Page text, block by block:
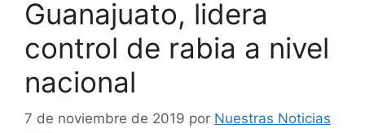
Guanajuato, lidera
control de rabia a nivel
nacional
7 de noviembre de 2019 por Nuestras Noticias